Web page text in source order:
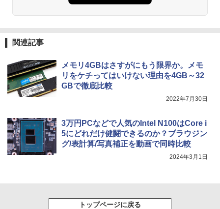
3
スリムベゼル採用 24インチ ブルーライ
ト低減機能 マルチディスプレイ
￥7,480
4
【500円OFFクーポン配布中】モバイル
モニター 15.6 インチ フルHD モニター
デュアルディスプレイ ポータブル モバイ
ルディスプレイ 高画質 液晶 IPSパネル
セカンド サブモニター 薄型 軽量 家庭用
施設基準パーフェクトブック 2026年度
版 [ 一般社団法人日本施設基準管理士協
￥22,000
【2026年アップグレード版】AOKIMI ワイヤ
軽量 ブルートゥースHi-Fi 最大36時間再生 ぶ
セリング 自動ペアリング Type-C充電 マイク
付き 防水 タッチ式音量調整 スポーツ/通勤/通
学/WEB会議(ホワイト)
リング ANC 36時間再生
On My Road (Stadium ver.)
BUGS LIFE
￥1,380
by Amazon 炭酸水 ラベルレス 500ml ×24本
強炭酸水 ペットボトル 500ミリリットル (Sm
￥1,625
コカ・コーラ やかんの麦茶 from 爽健美茶 ラ
HUNTER×HUNTER モノクロ版 39 (ジャンプ
スーパーの裏でヤニ吸うふたり 9巻 (デジタル
関連記事
メモリ4GBはさすがにもう限界か。メモ
リをケチってはいけない理由を4GB～32
GBで徹底比較
2022年7月30日
3万円PCなどで人気のIntel N100はCore i
5にどれだけ健闘できるのか？ブラウジン
グ/表計算/写真補正を動画で同時比較
2024年3月1日
トップページに戻る